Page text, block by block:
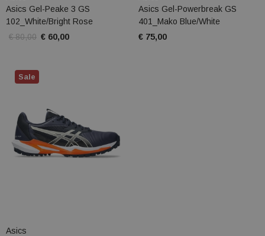
Asics Gel-Peake 3 GS
102_White/Bright Rose
€ 80,00 € 60,00
Asics Gel-Powerbreak GS
401_Mako Blue/White
€ 75,00
Asics
Sale